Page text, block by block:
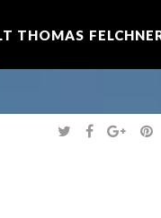
THOMAS
T
W
F
A
G
O
P
I